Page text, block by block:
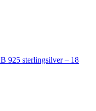
925 sterlingsilver – 18